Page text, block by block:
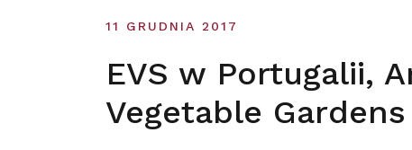
11 GRUDNIA 2017
EVS w Portugalii,
Vegetable Gardens